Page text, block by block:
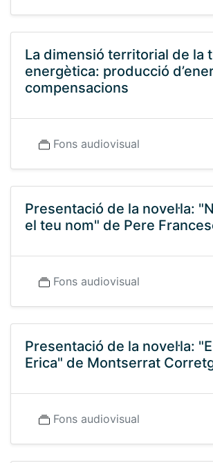
La dimensió territorial de la
energètica: producció
compensacions
Fons audiovisual
Presentació de la novel·la:
el teu nom" de Pere
Fons audiovisual
Presentació de la novel·la:
Erica" de Montserrat
Fons audiovisual